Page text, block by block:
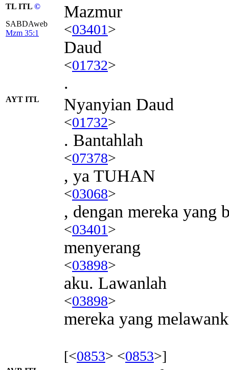
TL ITL ©
SABDAweb
Mzm 35:1
Mazmur
<03401>
Daud
<01732>
.
AYT ITL Nyanyian Daud
<01732>
. Bantahlah
<07378>
, ya TUHAN
<03068>
, dengan mereka yang
<03401>
menyerang
<03898>
aku. Lawanlah
<03898>
mereka yang
[<0853> <0853>]